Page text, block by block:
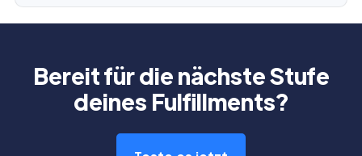
Bereit für die nächste Stufe
deines Fulfillments?